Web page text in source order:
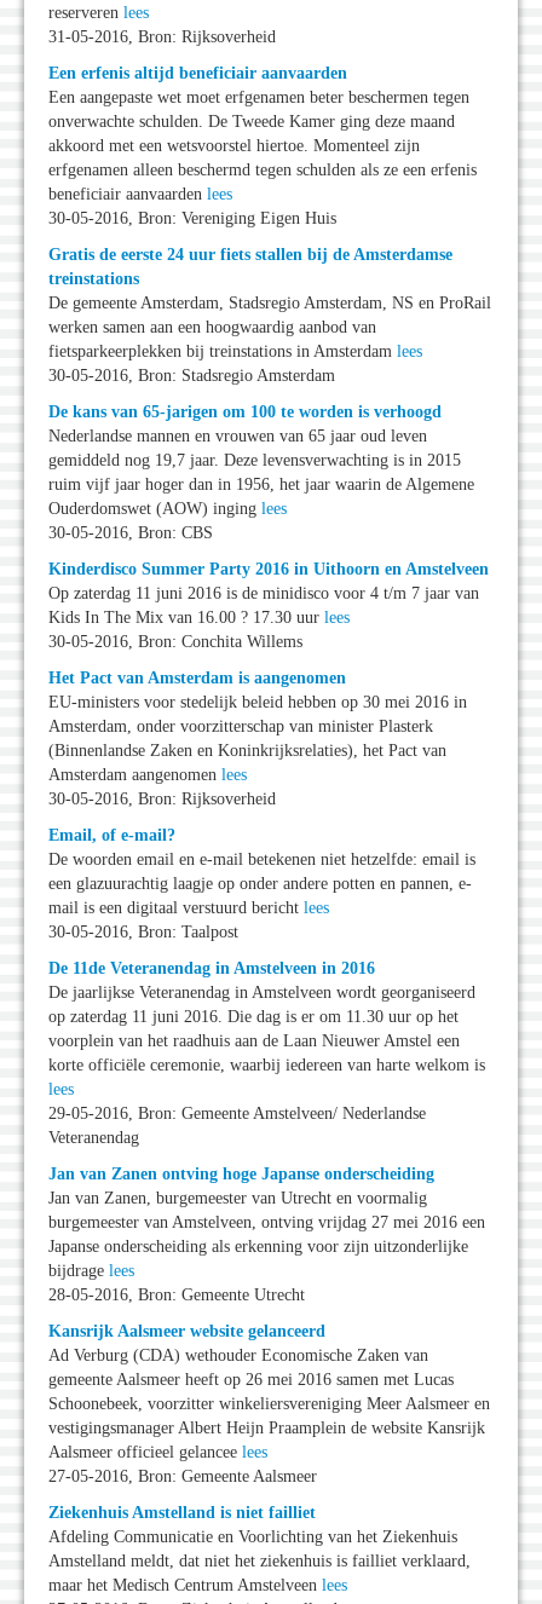
reserveren lees
31-05-2016, Bron: Rijksoverheid
Een erfenis altijd beneficiair aanvaarden
Een aangepaste wet moet erfgenamen beter beschermen tegen
onverwachte schulden. De Tweede Kamer ging deze maand
akkoord met een wetsvoorstel hiertoe. Momenteel zijn
erfgenamen alleen beschermd tegen schulden als ze een erfenis
beneficiair aanvaarden lees
30-05-2016, Bron: Vereniging Eigen Huis
Gratis de eerste 24 uur fiets stallen bij de Amsterdamse
treinstations
De gemeente Amsterdam, Stadsregio Amsterdam, NS en ProRail
werken samen aan een hoogwaardig aanbod van
fietsparkeerplekken bij treinstations in Amsterdam lees
30-05-2016, Bron: Stadsregio Amsterdam
De kans van 65-jarigen om 100 te worden is verhoogd
Nederlandse mannen en vrouwen van 65 jaar oud leven
gemiddeld nog 19,7 jaar. Deze levensverwachting is in 2015
ruim vijf jaar hoger dan in 1956, het jaar waarin de Algemene
Ouderdomswet (AOW) inging lees
30-05-2016, Bron: CBS
Kinderdisco Summer Party 2016 in Uithoorn en Amstelveen
Op zaterdag 11 juni 2016 is de minidisco voor 4 t/m 7 jaar van
Kids In The Mix van 16.00 ? 17.30 uur lees
30-05-2016, Bron: Conchita Willems
Het Pact van Amsterdam is aangenomen
EU-ministers voor stedelijk beleid hebben op 30 mei 2016 in
Amsterdam, onder voorzitterschap van minister Plasterk
(Binnenlandse Zaken en Koninkrijksrelaties), het Pact van
Amsterdam aangenomen lees
30-05-2016, Bron: Rijksoverheid
Email, of e-mail?
De woorden email en e-mail betekenen niet hetzelfde: email is
een glazuurachtig laagje op onder andere potten en pannen, e-
mail is een digitaal verstuurd bericht lees
30-05-2016, Bron: Taalpost
De 11de Veteranendag in Amstelveen in 2016
De jaarlijkse Veteranendag in Amstelveen wordt georganiseerd
op zaterdag 11 juni 2016. Die dag is er om 11.30 uur op het
voorplein van het raadhuis aan de Laan Nieuwer Amstel een
korte officiële ceremonie, waarbij iedereen van harte welkom is
lees
29-05-2016, Bron: Gemeente Amstelveen/ Nederlandse
Veteranendag
Jan van Zanen ontving hoge Japanse onderscheiding
Jan van Zanen, burgemeester van Utrecht en voormalig
burgemeester van Amstelveen, ontving vrijdag 27 mei 2016 een
Japanse onderscheiding als erkenning voor zijn uitzonderlijke
bijdrage lees
28-05-2016, Bron: Gemeente Utrecht
Kansrijk Aalsmeer website gelanceerd
Ad Verburg (CDA) wethouder Economische Zaken van
gemeente Aalsmeer heeft op 26 mei 2016 samen met Lucas
Schoonebeek, voorzitter winkeliersvereniging Meer Aalsmeer en
vestigingsmanager Albert Heijn Praamplein de website Kansrijk
Aalsmeer officieel gelancee lees
27-05-2016, Bron: Gemeente Aalsmeer
Ziekenhuis Amstelland is niet failliet
Afdeling Communicatie en Voorlichting van het Ziekenhuis
Amstelland meldt, dat niet het ziekenhuis is failliet verklaard,
maar het Medisch Centrum Amstelveen lees